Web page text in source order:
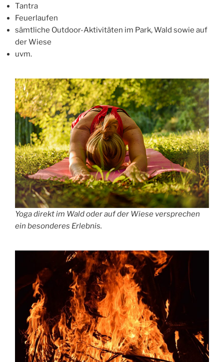
Tantra
Feuerlaufen
sämtliche Outdoor-Aktivitäten im Park, Wald sowie auf
der Wiese
uvm.
Yoga direkt im Wald oder auf der Wiese versprechen
ein besonderes Erlebnis.